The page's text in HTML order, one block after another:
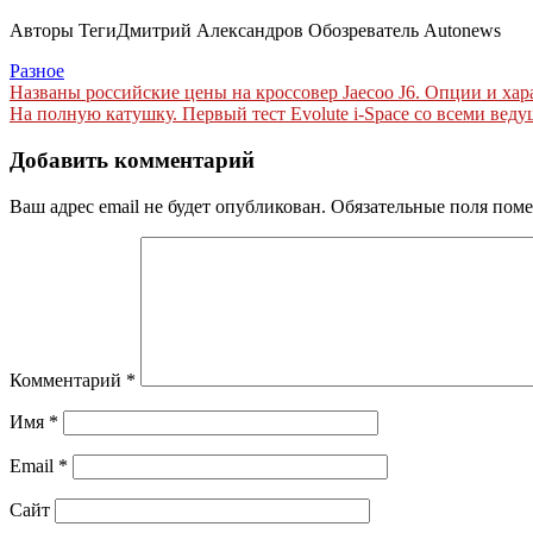
Авторы ТегиДмитрий Александров Обозреватель Autonews
Разное
Навигация
по
записям
Названы российские цены на кроссовер Jaecoo J6. Опции и
На полную катушку. Первый тест Evolute i-Space со всеми
Добавить комментарий
Ваш адрес email не будет опубликован. Обязательные поля
Комментарий *
Имя *
Email *
Сайт